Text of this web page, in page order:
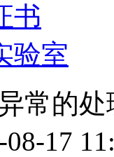
书
验室
常的
17